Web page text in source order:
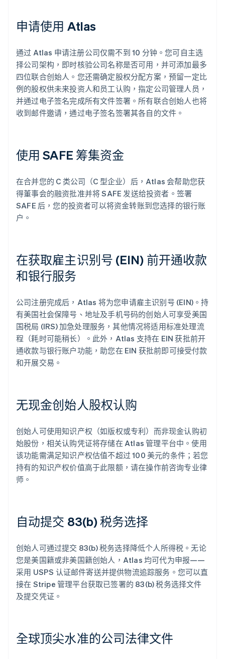
申请使用 Atlas
通过 Atlas 申请注册公司仅需不到 10 分钟。您可自主选
择公司架构，即时核验公司名称是否可用，并可添加最多
四位联合创始人。您还需确定股权分配方案，预留一定比
例的股权供未来投资人和员工认购，指定公司管理人员，
并通过电子签名完成所有文件签署。所有联合创始人也将
收到邮件邀请，通过电子签名签署其各自的文件。
使用 SAFE 筹集资金
在合并您的 C 类公司（C 型企业）后，Atlas 会帮助您获
得董事会的融资批准并将 SAFE 发送给投资者。签署
SAFE 后，您的投资者可以将资金转账到您选择的银行账
户。
在获取雇主识别号 (EIN) 前开通收款
和银行服务
公司注册完成后，Atlas 将为您申请雇主识别号 (EIN)。持
有美国社会保障号、地址及手机号码的创始人可享受美国
国税局 (IRS) 加急处理服务，其他情况将适用标准处理流
程（耗时可能稍长）。此外，Atlas 支持在 EIN 获批前开
通收款与银行账户功能，助您在 EIN 获批前即可接受付款
和开展交易。
无现金创始人股权认购
创始人可使用知识产权（如版权或专利）而非现金认购初
始股份，相关认购凭证将存储在 Atlas 管理平台中。使用
该功能需满足知识产权估值不超过 100 美元的条件；若您
持有的知识产权价值高于此限额，请在操作前咨询专业律
师。
自动提交 83(b) 税务选择
创始人可通过提交 83(b) 税务选择降低个人所得税。无论
您是美国籍或非美国籍创始人，Atlas 均可代为申报——
采用 USPS 认证邮件寄送并提供物流追踪服务。您可以直
接在 Stripe 管理平台获取已签署的 83(b) 税务选择文件
及提交凭证。
全球顶尖水准的公司法律文件